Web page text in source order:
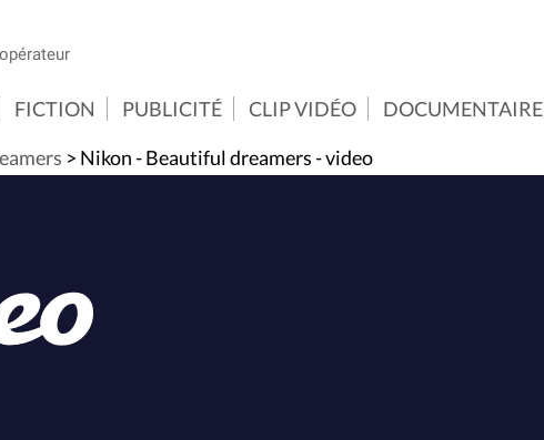
FICTION PUBLICITÉ CLIP VIDÉO DOCUMENTAIRE
> Nikon - Beautiful dreamers - video